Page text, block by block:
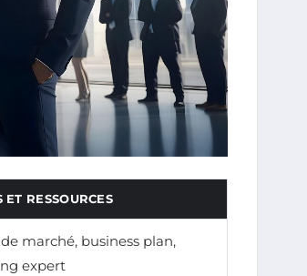
ET RESSOURCES
marché, business plan,
expert